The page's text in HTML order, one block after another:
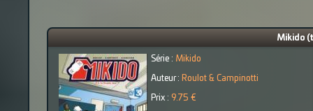
Mikido
Série : Mikido
Auteur : Roulot & Campinotti
Prix : 9.75 €